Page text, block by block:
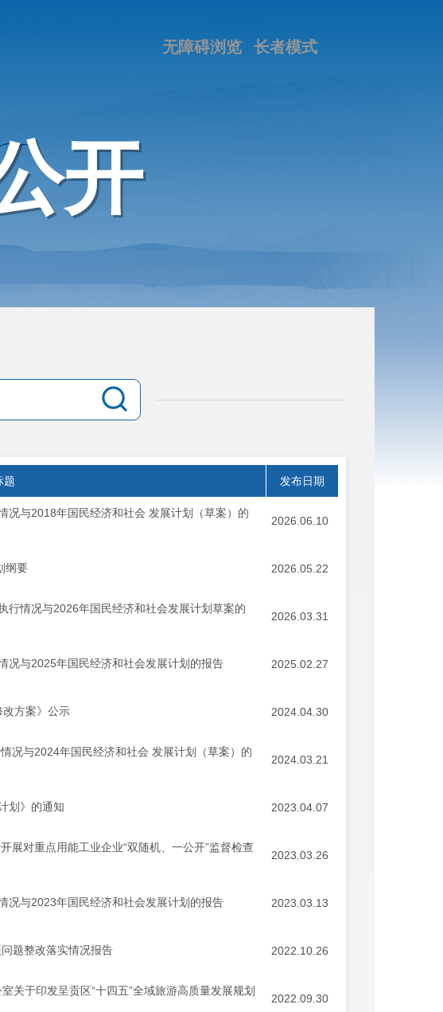
长者模式
无障碍浏览
开
题 发布日期
况与2018年国民经济和社会 发展计划（草案）的
2026.06.10
纲要 2026.05.22
行情况与2026年国民经济和社会发展计划草案的
2026.03.31
况与2025年国民经济和社会发展计划的报告 2025.02.27
改方案》公示 2024.04.30
况与2024年国民经济和社会 发展计划（草案）的
2024.03.21
划》的通知 2023.04.07
展对重点用能工业企业“双随机、一公开”监督检查
2023.03.26
况与2023年国民经济和社会发展计划的报告 2023.03.13
题整改落实情况报告 2022.10.26
关于印发呈贡区“十四五”全域旅游高质量发展规划
2022.09.30